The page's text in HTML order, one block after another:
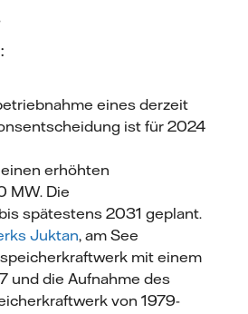
eines derzeit
ist für 2024
erhöhten
MW. Die
spätestens 2031 geplant.
Juktan, am See
mit einem
und die Aufnahme des
von 1979-